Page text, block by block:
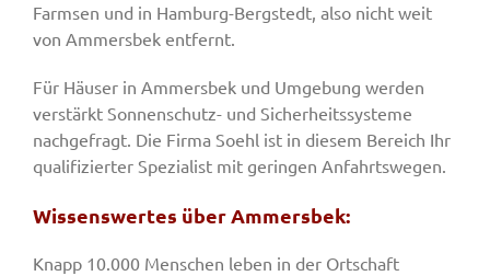
Farmsen und in Hamburg-Bergstedt, also nicht weit
von Ammersbek entfernt.
Für Häuser in Ammersbek und Umgebung werden
verstärkt Sonnenschutz- und Sicherheitssysteme
nachgefragt. Die Firma Soehl ist in diesem Bereich Ihr
qualifizierter Spezialist mit geringen Anfahrtswegen.
Wissenswertes über Ammersbek:
Knapp 10.000 Menschen leben in der Ortschaft